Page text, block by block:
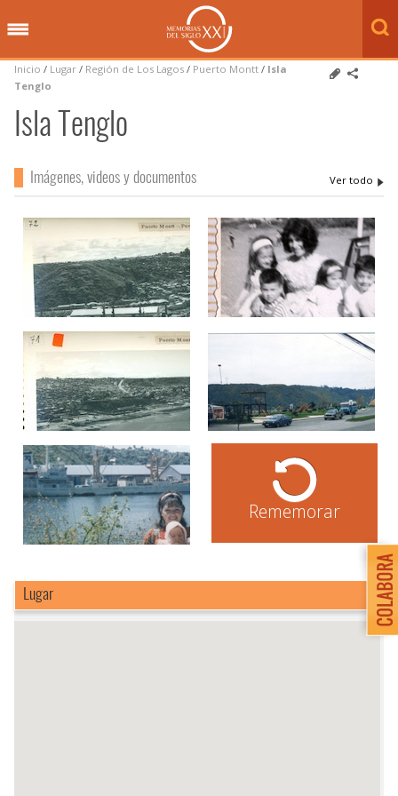
Inicio / Lugar / Región de Los Lagos / Puerto Montt / Isla
Tenglo
Isla Tenglo
Imágenes, videos y documentos
Rememorar
Lugar